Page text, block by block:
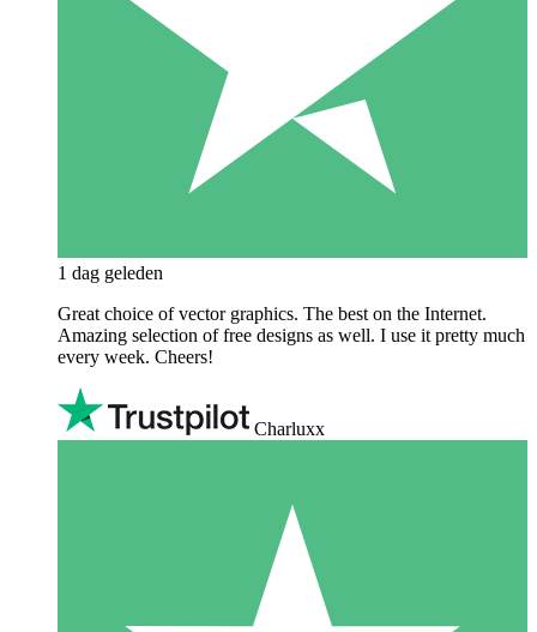
1 dag geleden
Great choice of vector graphics. The best on the Internet.
Amazing selection of free designs as well. I use it pretty much
every week. Cheers!
Charluxx